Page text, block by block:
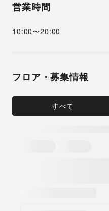
営業時間
10:00〜20:00
フロア・募集情報
すべて